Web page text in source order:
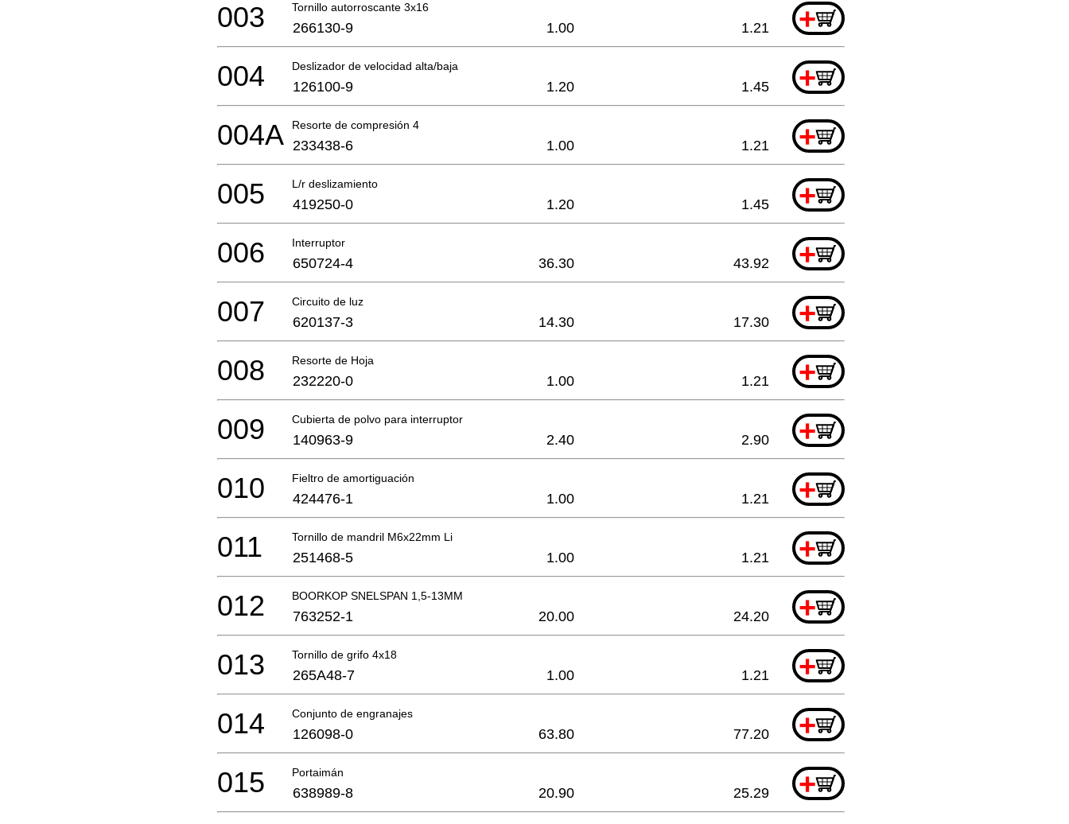
Tornillo autorroscante 3x16 +
003 266130-9 1.00 1.21
Deslizador de velocidad alta/baja +
004 126100-9 1.20 1.45
Resorte de compresión 4 +
004A 233438-6 1.00 1.21
L/r deslizamiento +
005 419250-0 1.20 1.45
Interruptor +
006 650724-4 36.30 43.92
Circuito de luz +
007 620137-3 14.30 17.30
Resorte de Hoja +
008 232220-0 1.00 1.21
Cubierta de polvo para interruptor +
009 140963-9 2.40 2.90
Fieltro de amortiguación +
010 424476-1 1.00 1.21
Tornillo de mandril M6x22mm Li +
011 251468-5 1.00 1.21
BOORKOP SNELSPAN 1,5-13MM +
012 763252-1 20.00 24.20
Tornillo de grifo 4x18 +
013 265A48-7 1.00 1.21
Conjunto de engranajes +
014 126098-0 63.80 77.20
Portaimán +
015 638989-8 20.90 25.29